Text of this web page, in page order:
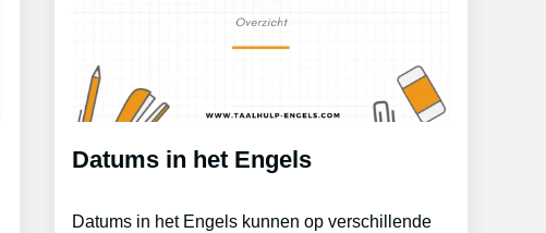
Datums in het Engels
Datums in het Engels kunnen op verschillende